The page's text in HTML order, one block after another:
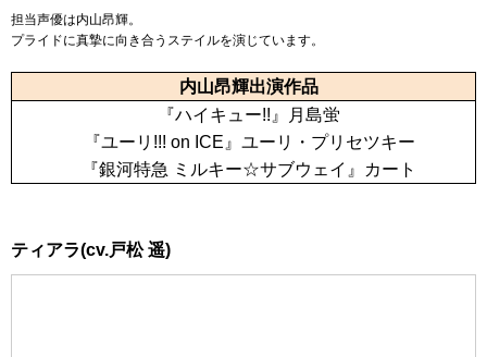
担当声優は内山昂輝。
プライドに真摯に向き合うステイルを演じています。
内山昂輝出演作品
『ハイキュー!!』月島蛍
『ユーリ!!! on ICE』ユーリ・プリセツキー
『銀河特急 ミルキー☆サブウェイ』カート
ティアラ(cv.戸松 遥)